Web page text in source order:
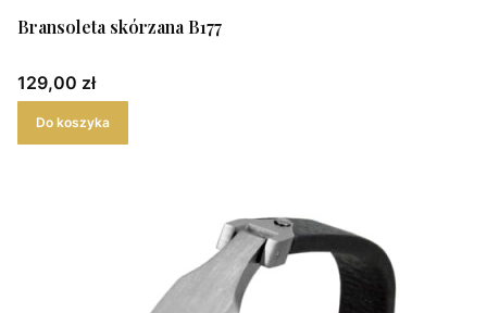
Bransoleta skórzana B177
Cena
129,00 zł
Do koszyka